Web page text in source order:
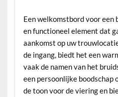
Een welkomstbord voor
en functioneel element dat
aankomst op uw
de ingang, biedt het een
vaak de namen van het
een persoonlijke boodschap
de toon voor de viering en